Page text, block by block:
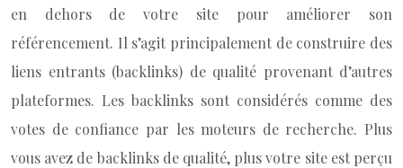
en dehors de votre site pour améliorer son
référencement. Il s’agit principalement de construire des
liens entrants (backlinks) de qualité provenant d’autres
plateformes. Les backlinks sont considérés comme des
votes de confiance par les moteurs de recherche. Plus
vous avez de backlinks de qualité, plus votre site est perçu